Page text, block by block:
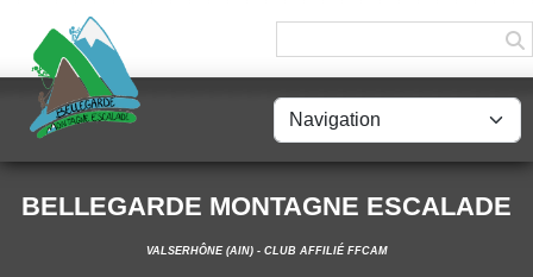
BELLEGARDE MONTAGNE ESCALADE
VALSERHÔNE (AIN) - CLUB AFFILIÉ FFCAM
Panneau de gestion des cookies